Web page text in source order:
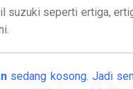
suzuki seperti ertiga,
sedang kosong. Jadi